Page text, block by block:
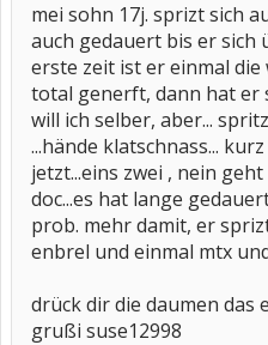
mei sohn 17j. sprizt sich
auch gedauert bis er sich
erste zeit ist er einmal die
total generft, dann hat er
will ich selber, aber...
...hände klatschnass...
jetzt...eins zwei , nein
doc...es hat lange
prob. mehr damit, er
enbrel und einmal mtx
drück dir die daumen das
grußi suse12998